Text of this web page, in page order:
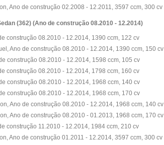
Ano de construção 02.2008 - 12.2011, 3597 ccm, 300 cv
(362) (Ano de construção 08.2010 - 12.2014)
construção 08.2010 - 12.2014, 1390 ccm, 122 cv
Ano de construção 08.2010 - 12.2014, 1390 ccm, 150 cv
construção 08.2010 - 12.2014, 1598 ccm, 105 cv
construção 08.2010 - 12.2014, 1798 ccm, 160 cv
construção 08.2010 - 12.2014, 1968 ccm, 140 cv
construção 08.2010 - 12.2014, 1968 ccm, 170 cv
Ano de construção 08.2010 - 12.2014, 1968 ccm, 140 cv
Ano de construção 08.2010 - 01.2013, 1968 ccm, 170 cv
construção 11.2010 - 12.2014, 1984 ccm, 210 cv
Ano de construção 01.2011 - 12.2014, 3597 ccm, 300 cv